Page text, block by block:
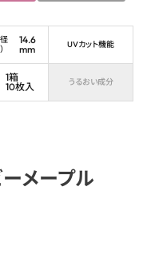
14.6
mm
UVカット機能
1箱
10枚入
うるおい成分
メープル